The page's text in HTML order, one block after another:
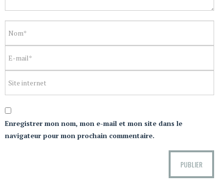
Enregistrer mon nom, mon e-mail et mon site dans le
navigateur pour mon prochain commentaire.